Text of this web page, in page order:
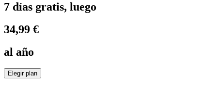
7 días gratis, luego
34,99 €
al año
Elegir plan